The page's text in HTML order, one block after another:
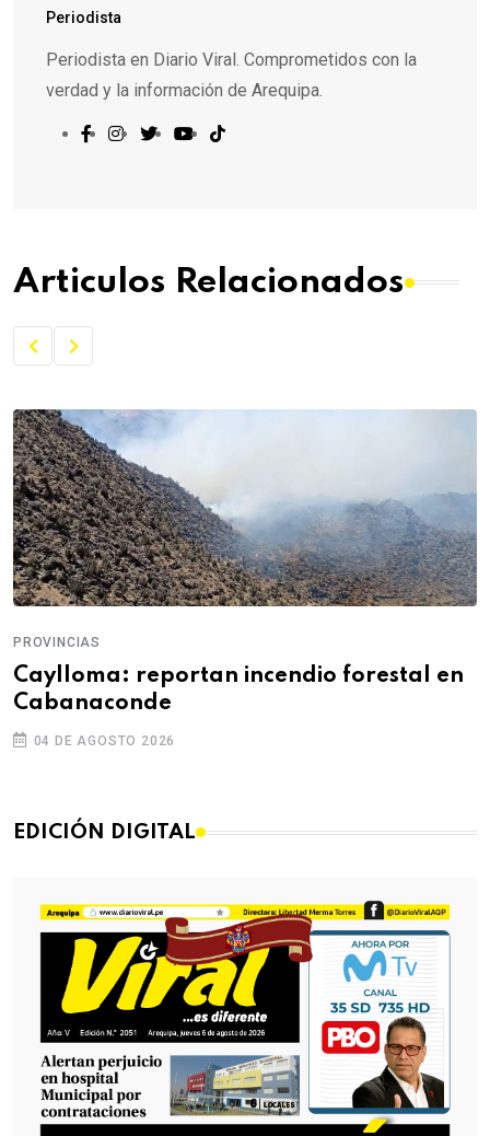
Periodista
Periodista en Diario Viral. Comprometidos con la
verdad y la información de Arequipa.
Articulos Relacionados
PROVINCIAS
Caylloma: reportan incendio forestal en
Cabanaconde
04 DE AGOSTO 2026
EDICIÓN DIGITAL